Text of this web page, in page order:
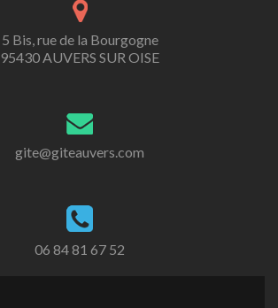
5 Bis, rue de la Bourgogne
95430 AUVERS SUR OISE
gite@giteauvers.com
06 84 81 67 52